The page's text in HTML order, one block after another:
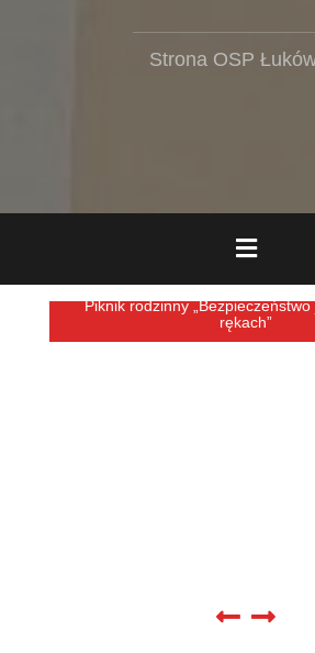
Strona OSP
Piknik rodzinny
rękach”